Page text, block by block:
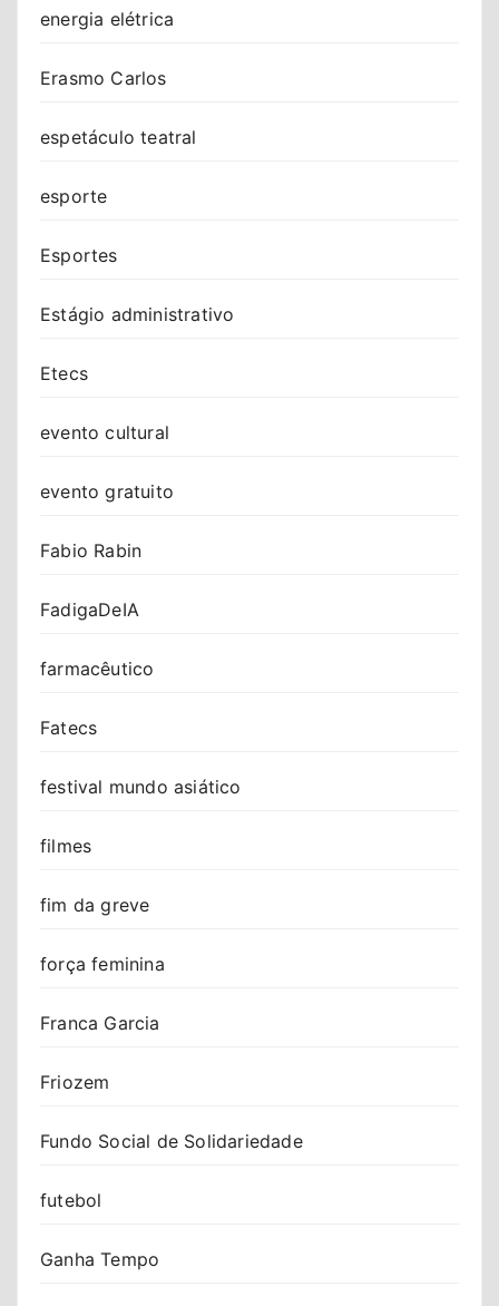
energia elétrica
Erasmo Carlos
espetáculo teatral
esporte
Esportes
Estágio administrativo
Etecs
evento cultural
evento gratuito
Fabio Rabin
FadigaDeIA
farmacêutico
Fatecs
festival mundo asiático
filmes
fim da greve
força feminina
Franca Garcia
Friozem
Fundo Social de Solidariedade
futebol
Ganha Tempo